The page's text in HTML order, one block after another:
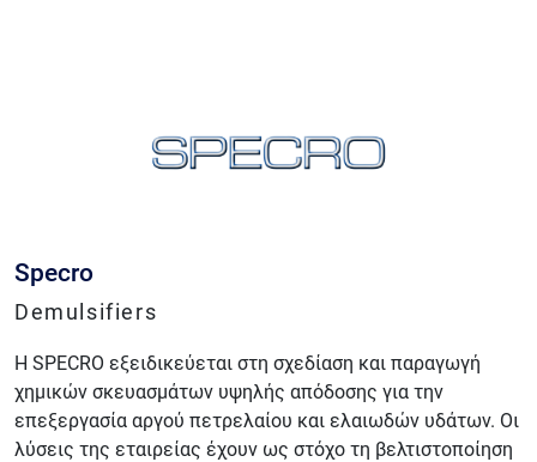
Specro
Demulsifiers
Η SPECRO εξειδικεύεται στη σχεδίαση και παραγωγή
χημικών σκευασμάτων υψηλής απόδοσης για την
επεξεργασία αργού πετρελαίου και ελαιωδών υδάτων. Οι
λύσεις της εταιρείας έχουν ως στόχο τη βελτιστοποίηση